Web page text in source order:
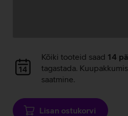
Andmete
laadimine
Kõiki tooteid saad 14
tagastada.
saatmine.
Lisan ostukorvi